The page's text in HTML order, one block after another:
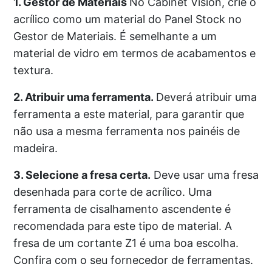
acrílico como um material do Panel Stock no
Gestor de Materiais. É semelhante a um
material de vidro em termos de acabamentos e
textura.
2. Atribuir uma ferramenta. Deverá atribuir uma
ferramenta a este material, para garantir que
não usa a mesma ferramenta nos painéis de
madeira.
3. Selecione a fresa certa. Deve usar uma fresa
desenhada para corte de acrílico. Uma
ferramenta de cisalhamento ascendente é
recomendada para este tipo de material. A
fresa de um cortante Z1 é uma boa escolha.
Confira com o seu fornecedor de ferramentas.